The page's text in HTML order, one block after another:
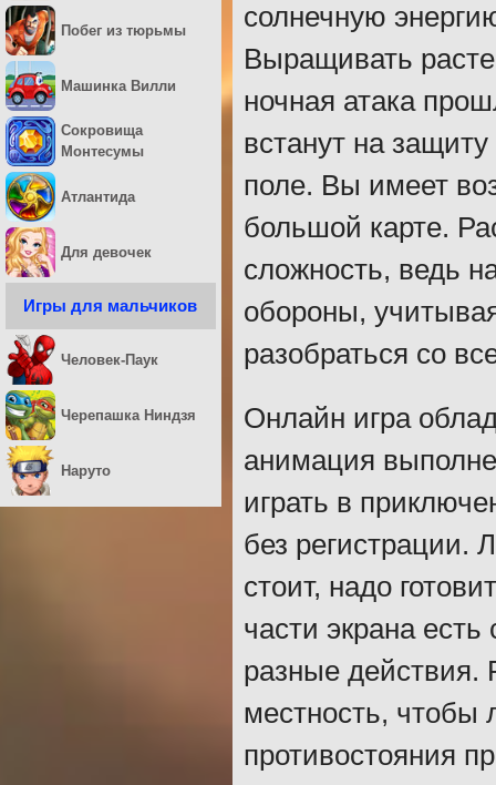
солнечную
Выращивать
ночная атака
встанут на
поле. Вы имеет
большой карте.
сложность, ведь
обороны,
разобраться со
Онлайн игра
анимация
играть в
без регистрации.
стоит, надо
части экрана
разные действия.
местность, чтобы
противостояния
Побег из тюрьмы
Машинка Вилли
Сокровища
Монтесумы
Атлантида
Для девочек
Игры для мальчиков
Человек-Паук
Черепашка Ниндзя
Наруто